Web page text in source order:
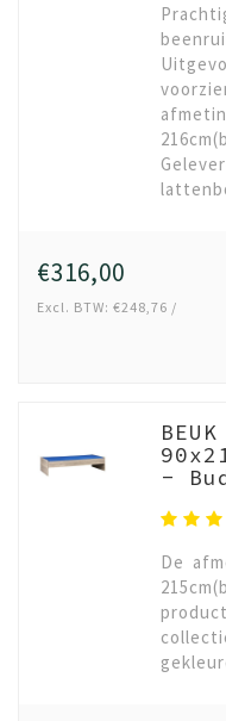
€316,00
Excl. BTW: €248,76 /
-
De